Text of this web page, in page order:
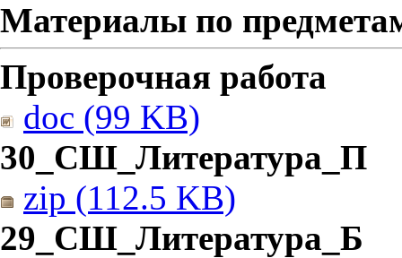
Материалы по
Проверочная работа
doc (99 KB)
30_СШ_Литература_П
zip (112.5 KB)
29_СШ_Литература_Б